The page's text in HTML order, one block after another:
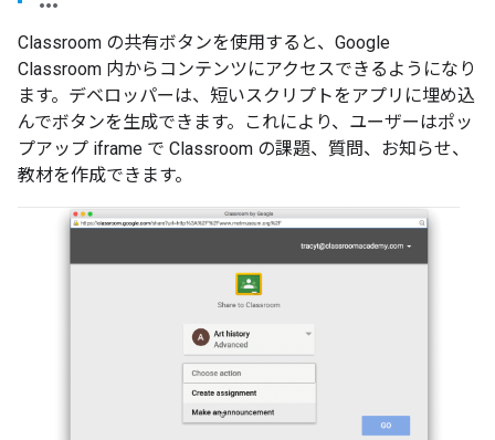
Classroom の共有ボタンを使用すると、Google
Classroom 内からコンテンツにアクセスできるようになり
ます。デベロッパーは、短いスクリプトをアプリに埋め込
んでボタンを生成できます。これにより、ユーザーはポッ
プアップ iframe で Classroom の課題、質問、お知らせ、
教材を作成できます。